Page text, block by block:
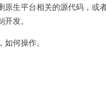
原生平台相关的源代码，或
发。
何操作。